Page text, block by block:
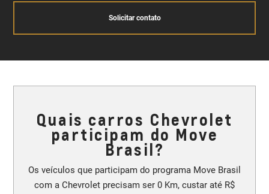
Solicitar contato
Quais carros Chevrolet
participam do Move
Brasil?
Os veículos que participam do programa Move Brasil
com a Chevrolet precisam ser 0 Km, custar até R$